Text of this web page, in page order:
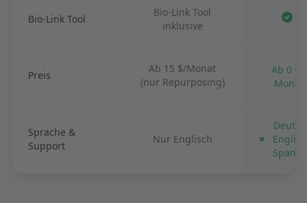
Bio-Link Tool
Bio-Link Tool
inklusive
Preis
Ab 15 $/Monat
(nur Repurposing)
Ab 0 € /
Monat
Sprache &
Support
Nur Englisch